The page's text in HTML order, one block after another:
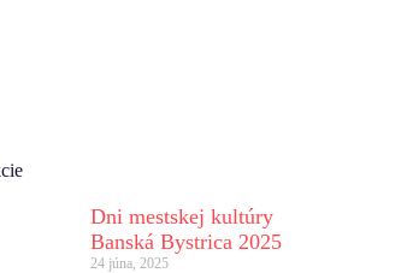
Dni mestskej kultúry
Banská Bystrica 2025
24 júna, 2025